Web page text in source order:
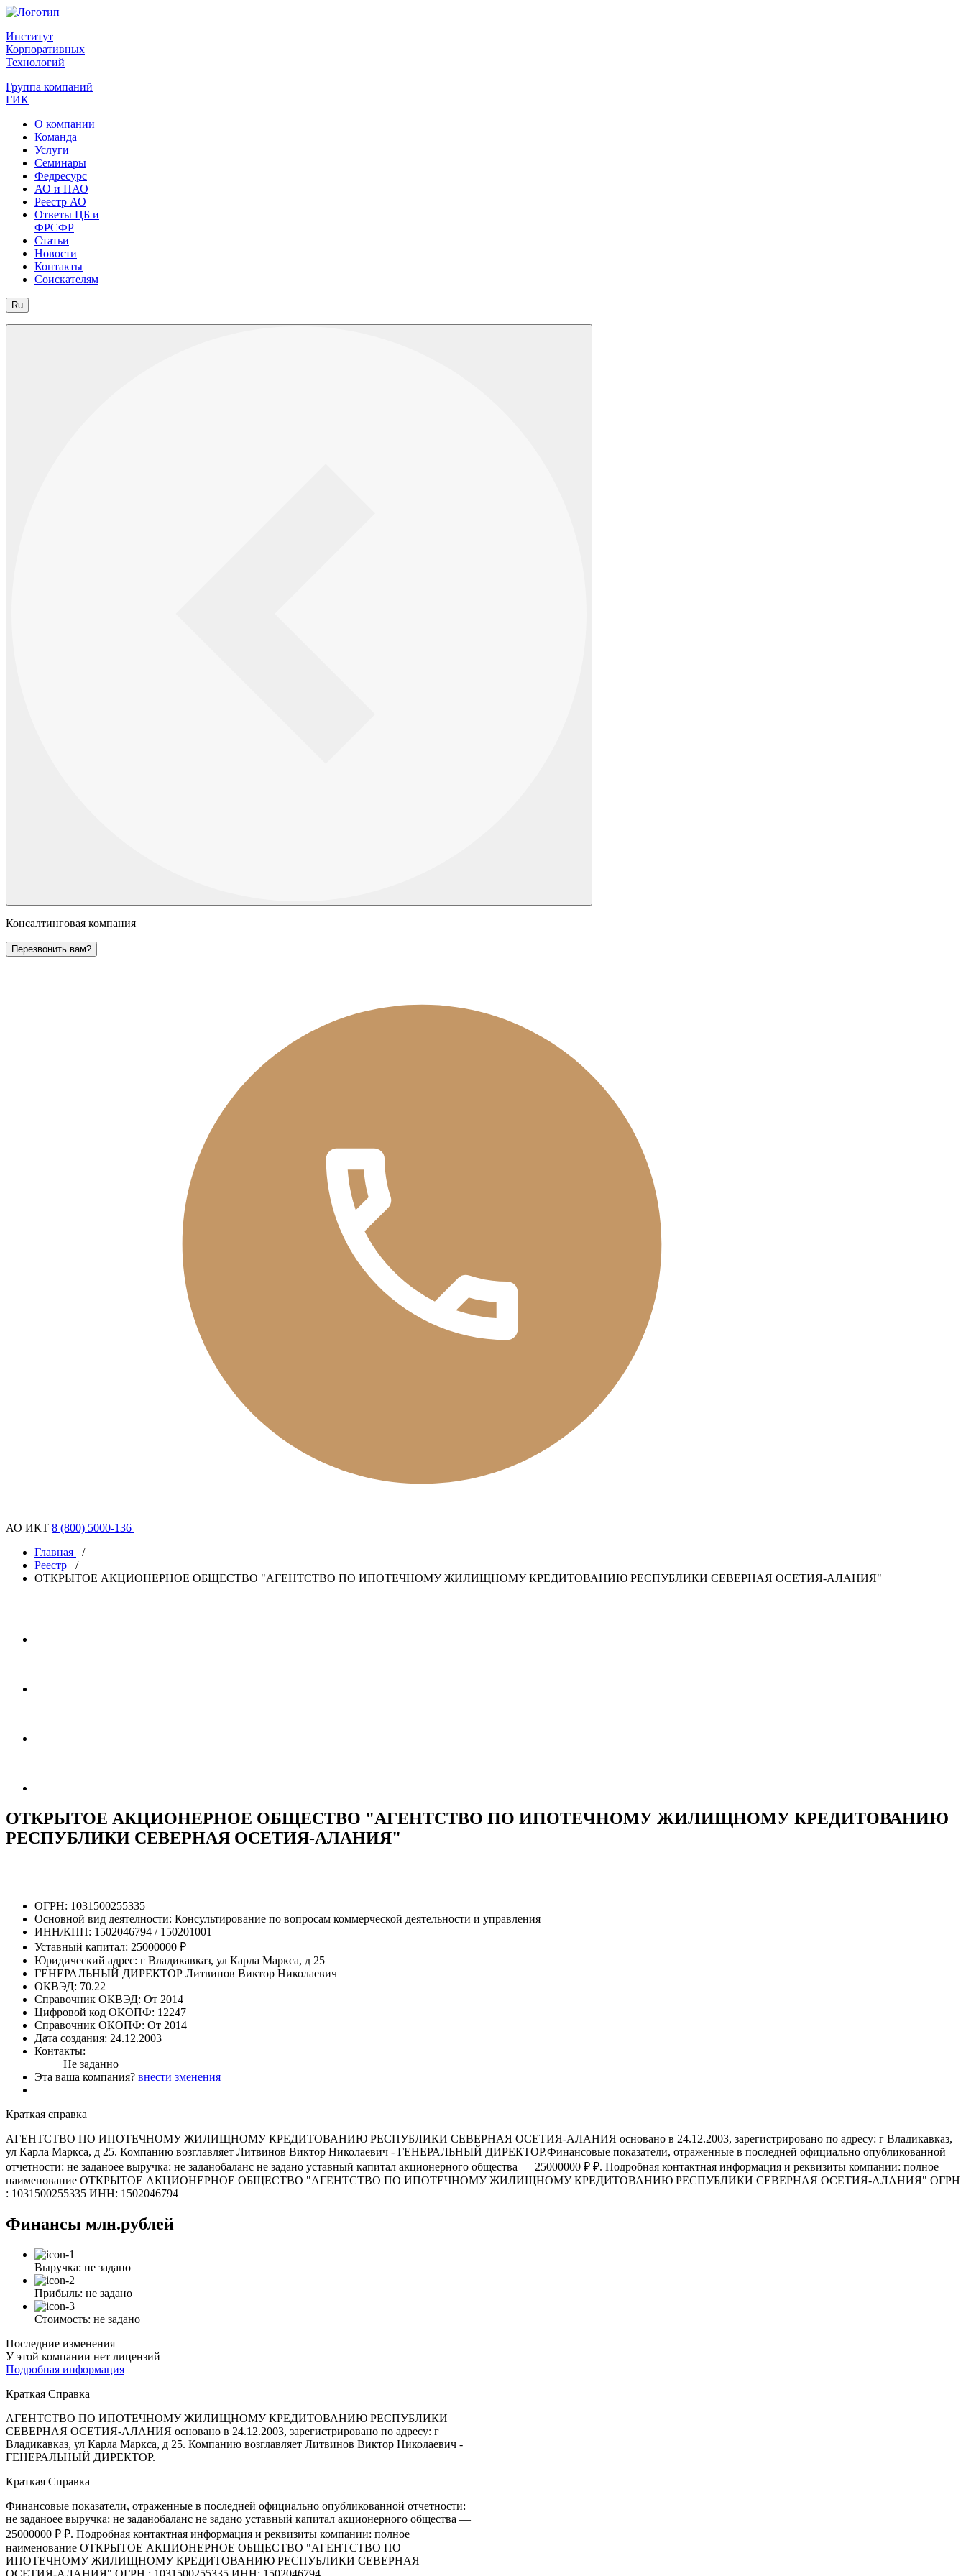
Институт
Корпоративных
Технологий
Группа компаний
ГИК
О компании
Команда
Услуги
Семинары
Федресурс
АО и ПАО
Реестр АО
Ответы ЦБ и
ФРСФР
Статьи
Новости
Контакты
Соискателям
Ru
Консалтинговая компания
Перезвонить вам?
АО ИКТ 8 (800) 5000-136
Главная
/
Реестр
/
ОТКРЫТОЕ АКЦИОНЕРНОЕ ОБЩЕСТВО "АГЕНТСТВО ПО ИПОТЕЧНОМУ ЖИЛИЩНОМУ КРЕДИТОВАНИЮ РЕСПУБЛИКИ СЕВЕРНАЯ ОСЕТИЯ-АЛАНИЯ"
ОТКРЫТОЕ АКЦИОНЕРНОЕ ОБЩЕСТВО "АГЕНТСТВО ПО ИПОТЕЧНОМУ ЖИЛИЩНОМУ КРЕДИТОВАНИЮ
РЕСПУБЛИКИ СЕВЕРНАЯ ОСЕТИЯ-АЛАНИЯ"
ОГРН: 1031500255335
Основной вид деятелности: Консультирование по вопросам коммерческой деятельности и управления
ИНН/КПП: 1502046794 / 150201001
Уставный капитал: 25000000 ₽
Юридический адрес: г Владикавказ, ул Карла Маркса, д 25
ГЕНЕРАЛЬНЫЙ ДИРЕКТОР Литвинов Виктор Николаевич
ОКВЭД: 70.22
Справочник ОКВЭД: От 2014
Цифровой код ОКОПФ: 12247
Справочник ОКОПФ: От 2014
Дата создания: 24.12.2003
Контакты:
Не заданно
Эта ваша компания? внести зменения
Краткая справка
АГЕНТСТВО ПО ИПОТЕЧНОМУ ЖИЛИЩНОМУ КРЕДИТОВАНИЮ РЕСПУБЛИКИ СЕВЕРНАЯ ОСЕТИЯ-АЛАНИЯ основано в 24.12.2003, зарегистрировано по адресу: г Владикавказ,
ул Карла Маркса, д 25. Компанию возглавляет Литвинов Виктор Николаевич - ГЕНЕРАЛЬНЫЙ ДИРЕКТОР.Финансовые показатели, отраженные в последней официально опубликованной
отчетности: не заданоее выручка: не заданобаланс не задано уставный капитал акционерного общества — 25000000 ₽ ₽. Подробная контактная информация и реквизиты компании: полное
наименование ОТКРЫТОЕ АКЦИОНЕРНОЕ ОБЩЕСТВО "АГЕНТСТВО ПО ИПОТЕЧНОМУ ЖИЛИЩНОМУ КРЕДИТОВАНИЮ РЕСПУБЛИКИ СЕВЕРНАЯ ОСЕТИЯ-АЛАНИЯ" ОГРН
: 1031500255335 ИНН: 1502046794
Финансы млн.рублей
Выручка: не задано
Прибыль: не задано
Стоимость: не задано
Последние изменения
У этой компании нет лицензий
Подробная информация
Краткая Справка
АГЕНТСТВО ПО ИПОТЕЧНОМУ ЖИЛИЩНОМУ КРЕДИТОВАНИЮ РЕСПУБЛИКИ
СЕВЕРНАЯ ОСЕТИЯ-АЛАНИЯ основано в 24.12.2003, зарегистрировано по адресу: г
Владикавказ, ул Карла Маркса, д 25. Компанию возглавляет Литвинов Виктор Николаевич -
ГЕНЕРАЛЬНЫЙ ДИРЕКТОР.
Краткая Справка
Финансовые показатели, отраженные в последней официально опубликованной отчетности:
не заданоее выручка: не заданобаланс не задано уставный капитал акционерного общества —
25000000 ₽ ₽. Подробная контактная информация и реквизиты компании: полное
наименование ОТКРЫТОЕ АКЦИОНЕРНОЕ ОБЩЕСТВО "АГЕНТСТВО ПО
ИПОТЕЧНОМУ ЖИЛИЩНОМУ КРЕДИТОВАНИЮ РЕСПУБЛИКИ СЕВЕРНАЯ
ОСЕТИЯ-АЛАНИЯ" ОГРН : 1031500255335 ИНН: 1502046794